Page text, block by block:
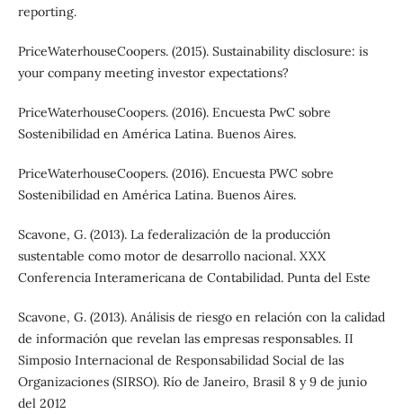
reporting.
PriceWaterhouseCoopers. (2015). Sustainability disclosure: is
your company meeting investor expectations?
PriceWaterhouseCoopers. (2016). Encuesta PwC sobre
Sostenibilidad en América Latina. Buenos Aires.
PriceWaterhouseCoopers. (2016). Encuesta PWC sobre
Sostenibilidad en América Latina. Buenos Aires.
Scavone, G. (2013). La federalización de la producción
sustentable como motor de desarrollo nacional. XXX
Conferencia Interamericana de Contabilidad. Punta del Este
Scavone, G. (2013). Análisis de riesgo en relación con la calidad
de información que revelan las empresas responsables. II
Simposio Internacional de Responsabilidad Social de las
Organizaciones (SIRSO). Río de Janeiro, Brasil 8 y 9 de junio
del 2012